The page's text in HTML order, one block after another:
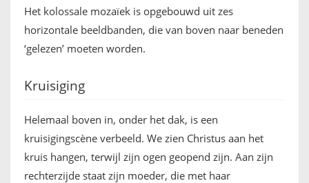
Het kolossale mozaïek is opgebouwd uit zes
horizontale beeldbanden, die van boven naar beneden
‘gelezen’ moeten worden.
Kruisiging
Helemaal boven in, onder het dak, is een
kruisigingscène verbeeld. We zien Christus aan het
kruis hangen, terwijl zijn ogen geopend zijn. Aan zijn
rechterzijde staat zijn moeder, die met haar